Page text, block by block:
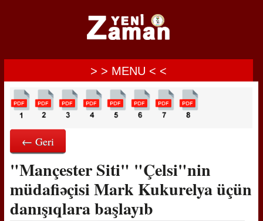
> > MENU < <
← Geri
"Mançester Siti" "Çelsi"nin
müdafiəçisi Mark Kukurelya üçün
danışıqlara başlayıb